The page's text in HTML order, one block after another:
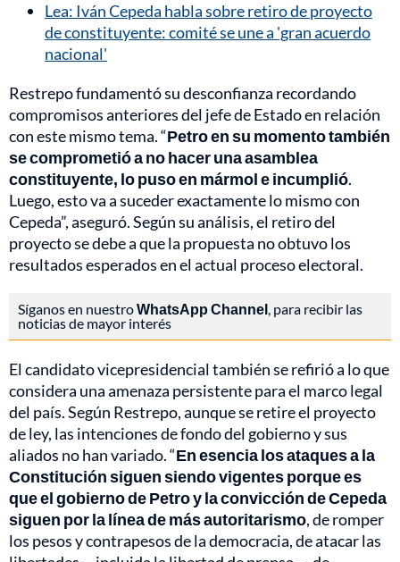
Lea: Iván Cepeda habla sobre retiro de proyecto
de constituyente: comité se une a 'gran acuerdo
nacional'
Restrepo fundamentó su desconfianza recordando
compromisos anteriores del jefe de Estado en relación
con este mismo tema. “Petro en su momento también
se comprometió a no hacer una asamblea
constituyente, lo puso en mármol e incumplió.
Luego, esto va a suceder exactamente lo mismo con
Cepeda”, aseguró. Según su análisis, el retiro del
proyecto se debe a que la propuesta no obtuvo los
resultados esperados en el actual proceso electoral.
Síganos en nuestroWhatsApp Channel , para recibir las
noticias de mayor interés
El candidato vicepresidencial también se refirió a lo que
considera una amenaza persistente para el marco legal
del país. Según Restrepo, aunque se retire el proyecto
de ley, las intenciones de fondo del gobierno y sus
aliados no han variado. “En esencia los ataques a la
Constitución siguen siendo vigentes porque es
que el gobierno de Petro y la convicción de Cepeda
siguen por la línea de más autoritarismo, de romper
los pesos y contrapesos de la democracia, de atacar las